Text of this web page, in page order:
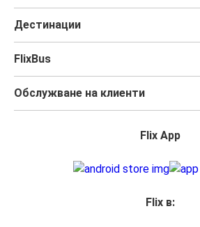
Дестинации
FlixBus
Обслужване на клиенти
Flix App
Flix в: